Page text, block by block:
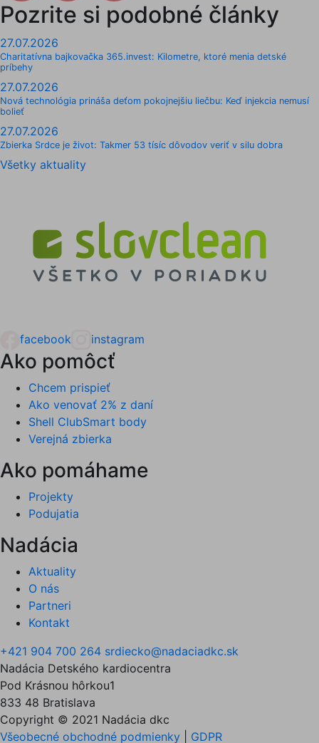
Pozrite si podobné články
27.07.2026
Charitatívna bajkovačka 365.invest: Kilometre, ktoré menia detské
príbehy
27.07.2026
Nová technológia prináša deťom pokojnejšiu liečbu: Keď injekcia nemusí
bolieť
27.07.2026
Zbierka Srdce je život: Takmer 53 tísíc dôvodov veriť v silu dobra
Všetky aktuality
facebook instagram
Ako pomôcť
Chcem prispieť
Ako venovať 2% z daní
Shell ClubSmart body
Verejná zbierka
Ako pomáhame
Projekty
Podujatia
Nadácia
Aktuality
O nás
Partneri
Kontakt
+421 904 700 264 srdiecko@nadaciadkc.sk
Nadácia Detského kardiocentra
Pod Krásnou hôrkou1
833 48 Bratislava
Copyright © 2021 Nadácia dkc
Všeobecné obchodné podmienky
GDPR